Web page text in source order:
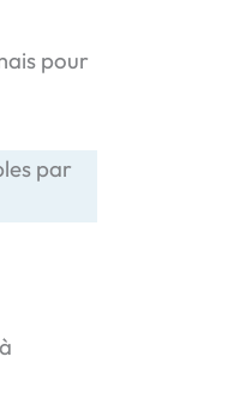
pour
par